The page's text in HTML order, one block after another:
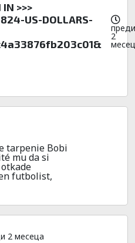
>>>
US-DOLLARS-
преди
2
tarpenie Bobi
mu da si
futbolist,
2 месеца